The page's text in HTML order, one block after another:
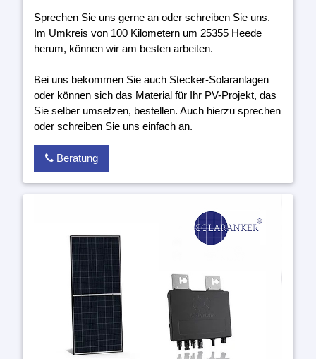
Sprechen Sie uns gerne an oder schreiben Sie uns.
Im Umkreis von 100 Kilometern um 25355 Heede
herum, können wir am besten arbeiten.
Bei uns bekommen Sie auch Stecker-Solaranlagen
oder können sich das Material für Ihr PV-Projekt, das
Sie selber umsetzen, bestellen. Auch hierzu sprechen
oder schreiben Sie uns einfach an.
Beratung